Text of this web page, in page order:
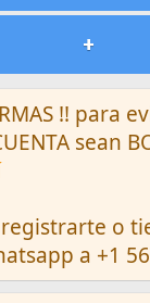
+
!! para
sean
o
a +1